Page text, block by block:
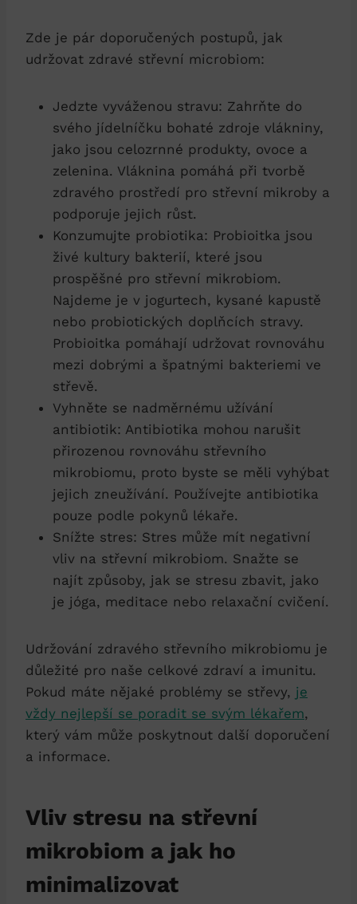
Zde je pár doporučených postupů, jak
udržovat zdravé střevní microbiom:
Jedzte vyváženou stravu: Zahrňte do
svého jídelníčku bohaté zdroje vlákniny,
jako jsou celozrnné produkty, ovoce a
zelenina. Vláknina pomáhá při tvorbě
zdravého prostředí pro střevní mikroby a
podporuje jejich růst.
Konzumujte probiotika: Probioitka jsou
živé kultury bakterií, které jsou
prospěšné pro střevní mikrobiom.
Najdeme je v jogurtech, kysané kapustě
nebo probiotických doplňcích stravy.
Probioitka pomáhají udržovat rovnováhu
mezi dobrými a špatnými bakteriemi ve
střevě.
Vyhněte se nadměrnému užívání
antibiotik: Antibiotika mohou narušit
přirozenou rovnováhu střevního
mikrobiomu, proto byste se měli vyhýbat
jejich zneužívání. Používejte antibiotika
pouze podle pokynů lékaře.
Snížte stres: Stres může mít negativní
vliv na střevní mikrobiom. Snažte se
najít způsoby, jak se stresu zbavit, jako
je jóga, meditace nebo relaxační cvičení.
Udržování zdravého střevního mikrobiomu je
důležité pro naše celkové zdraví a imunitu.
Pokud máte nějaké problémy se střevy, je
vždy nejlepší se poradit se svým lékařem,
který vám může poskytnout další doporučení
a informace.
Vliv stresu na střevní
mikrobiom a jak ho
minimalizovat